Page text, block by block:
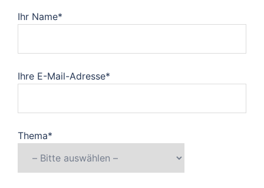
Ihr Name*
Ihre E-Mail-Adresse*
Thema*